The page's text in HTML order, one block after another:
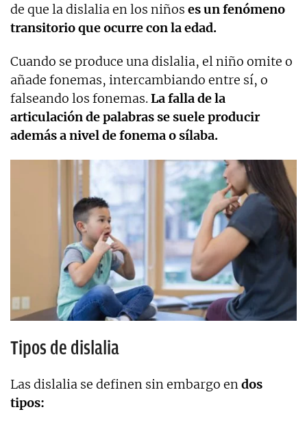
de que la dislalia en los niños es un fenómeno
transitorio que ocurre con la edad.
Cuando se produce una dislalia, el niño omite o
añade fonemas, intercambiando entre sí, o
falseando los fonemas.La falla de la
articulación de palabras se suele producir
además a nivel de fonema o sílaba.
Tipos de dislalia
Las dislalia se definen sin embargo endos
tipos: